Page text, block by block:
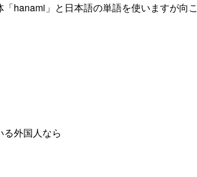
hanami」と日本語の単語を使いますが向こ
外国人なら